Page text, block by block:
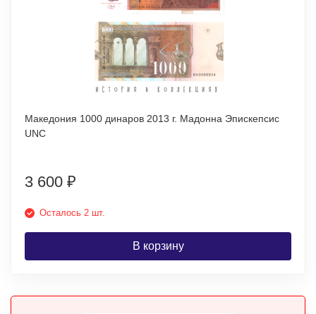
Македония 1000 динаров 2013 г. Мадонна Эпискепсис
UNC
3 600 ₽
Осталось 2 шт.
В корзину